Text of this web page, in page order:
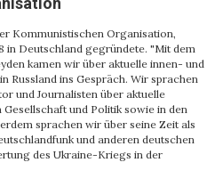
Kommunistischen Organisation,
in Deutschland gegründete. "Mit dem
kamen wir über aktuelle innen- und
Russland ins Gespräch. Wir sprachen
und Journalisten über aktuelle
und Politik sowie in den
sprachen wir über seine Zeit als
und anderen deutschen
des Ukraine-Kriegs in der